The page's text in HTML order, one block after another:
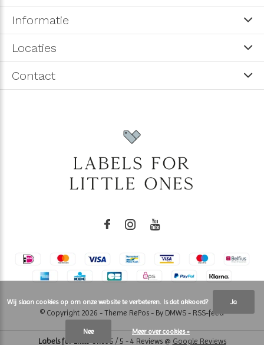
Informatie
Locaties
Contact
© Copyright 2026 - Theme RePos - By DMWS - RSS-feed
Labels for Little Ones 5 / 5 - 4 Reviews @ Google Reviews
Wij slaan cookies op om onze website te verbeteren. Is dat akkoord? Ja
Nee Meer over cookies »